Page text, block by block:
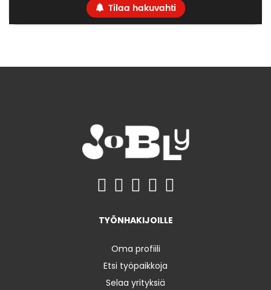
Tilaa hakuvahti
TYÖNHAKIJOILLE
Oma profiili
Etsi työpaikkoja
Selaa yrityksiä